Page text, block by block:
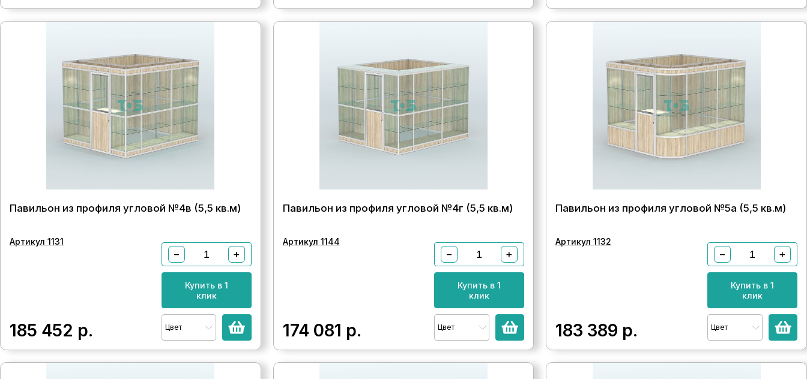
Павильон из профиля угловой №4в (5,5 кв.м)
Артикул 1131
185 452 р.
− +
Купить в 1
клик
Цвет
Павильон из профиля угловой №4г (5,5 кв.м)
Артикул 1144
174 081 р.
− +
Купить в 1
клик
Цвет
Павильон из профиля угловой №5а (5,5 кв.м)
Артикул 1132
183 389 р.
− +
Купить в 1
клик
Цвет